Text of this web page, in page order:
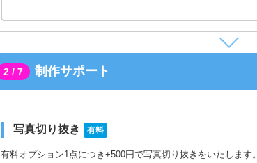
2 / 7 制作サポート
写真切り抜き 有料
有料オプション1点につき+500円で写真切り抜きをいたします。